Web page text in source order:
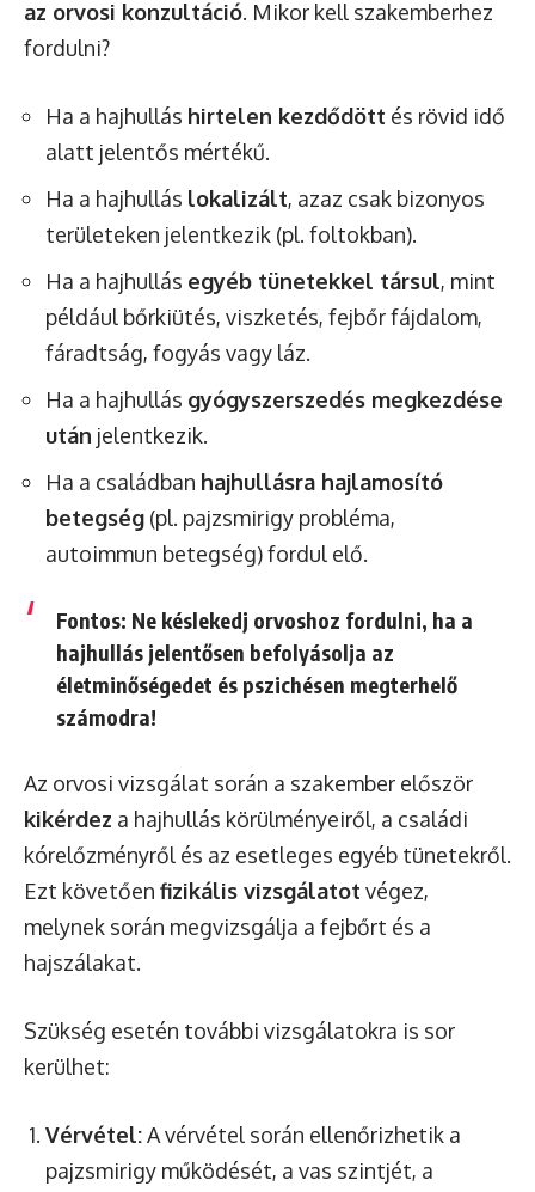
az orvosi konzultáció. Mikor kell szakemberhez
fordulni?
Ha a hajhullás hirtelen kezdődött és rövid idő
alatt jelentős mértékű.
Ha a hajhullás lokalizált, azaz csak bizonyos
területeken jelentkezik (pl. foltokban).
Ha a hajhullás egyéb tünetekkel társul, mint
például bőrkiütés, viszketés, fejbőr fájdalom,
fáradtság, fogyás vagy láz.
Ha a hajhullás gyógyszerszedés megkezdése
után jelentkezik.
Ha a családban hajhullásra hajlamosító
betegség (pl. pajzsmirigy probléma,
autoimmun betegség) fordul elő.
Fontos: Ne késlekedj orvoshoz fordulni, ha a
hajhullás jelentősen befolyásolja az
életminőségedet és pszichésen megterhelő
számodra!
Az orvosi vizsgálat során a szakember először
kikérdez a hajhullás körülményeiről, a családi
kórelőzményről és az esetleges egyéb tünetekről.
Ezt követően fizikális vizsgálatot végez,
melynek során megvizsgálja a fejbőrt és a
hajszálakat.
Szükség esetén további vizsgálatokra is sor
kerülhet:
Vérvétel:A vérvétel során ellenőrizhetik a
pajzsmirigy működését, a vas szintjét, a